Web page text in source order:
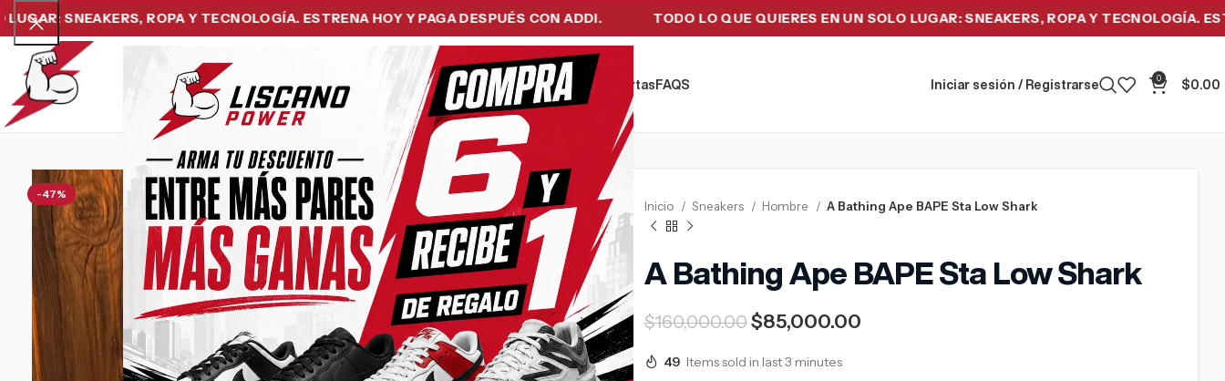
SNEAKERS, ROPA Y TECNOLOGÍA. ESTRENA HOY Y PAGA DESPUÉS CON ADDI. TODO LO QUE QUIERES EN UN SOLO LUGAR: SNEAKERS, ROPA Y TECNOLOGÍA. ESTRENA
Home SneakersTecnologíaRopa de Hombre Ofertas FAQ´S Iniciar sesión / Registrarse
0
$0.00
-47%
Inicio Sneakers Hombre A Bathing Ape BAPE Sta Low Shark
A Bathing Ape BAPE Sta Low Shark
$160,000.00$85,000.00
49 Items sold in last 3 minutes